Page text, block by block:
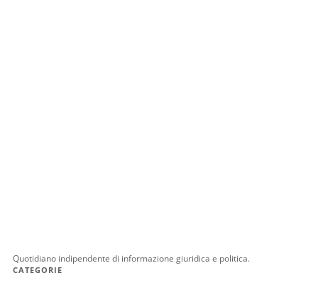
Quotidiano indipendente di informazione giuridica e politica.
CATEGORIE